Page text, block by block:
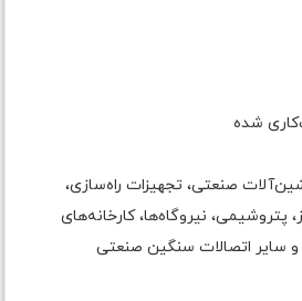
شده
صنعتی، تجهیزات راه‌سازی،
پتروشیمی، نیروگاه‌ها، کارخانه‌های
و سایر اتصالات سنگین صنعتی